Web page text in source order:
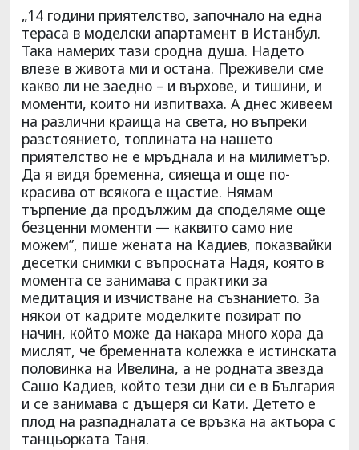
„14 години приятелство, започнало на една
тераса в моделски апартамент в Истанбул.
Така намерих тази сродна душа. Надето
влезе в живота ми и остана. Преживели сме
какво ли не заедно – и върхове, и тишини, и
моменти, които ни изпитваха. А днес живеем
на различни краища на света, но въпреки
разстоянието, топлината на нашето
приятелство не е мръднала и на милиметър.
Да я видя бременна, сияеща и още по-
красива от всякога е щастие. Нямам
търпение да продължим да споделяме още
безценни моменти — каквито само ние
можем”, пише жената на Кадиев, показвайки
десетки снимки с въпросната Надя, която в
момента се занимава с практики за
медитация и изчистване на съзнанието. За
някои от кадрите моделките позират по
начин, който може да накара много хора да
мислят, че бременната колежка е истинската
половинка на Ивелина, а не родната звезда
Сашо Кадиев, който тези дни си е в България
и се занимава с дъщеря си Кати. Детето е
плод на разпадналата се връзка на актьора с
танцьорката Таня.